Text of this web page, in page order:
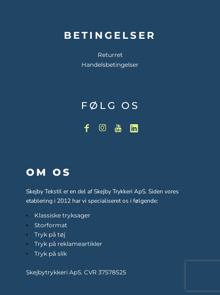
BETINGELSER
Returret
Handelsbetingelser
FØLG OS
OM OS
Skejby Tekstil er en del af Skejby Trykkeri ApS. Siden vores
etablering i 2012 har vi specialiseret os i følgende:
Klassiske tryksager
Storformat
Tryk på tøj
Tryk på reklameartikler
Tryk på slik
Skejbytrykkeri ApS. CVR 37578525